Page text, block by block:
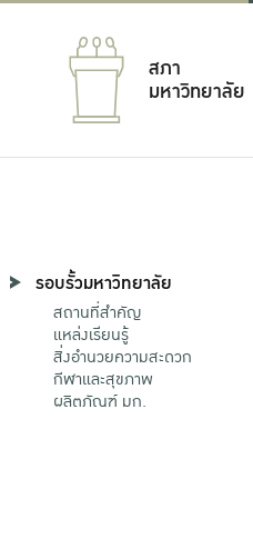
สภา
มหาวิทยาลัย
รอบรั้วมหาวิทยาลัย
สถานที่สำคัญ
แหล่งเรียนรู้
สิ่งอำนวยความสะดวก
กีฬาและสุขภาพ
ผลิตภัณฑ์ มก.